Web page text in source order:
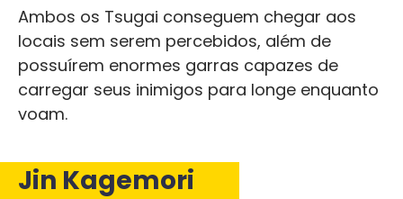
Ambos os Tsugai conseguem chegar aos
locais sem serem percebidos, além de
possuírem enormes garras capazes de
carregar seus inimigos para longe enquanto
voam.
Jin Kagemori